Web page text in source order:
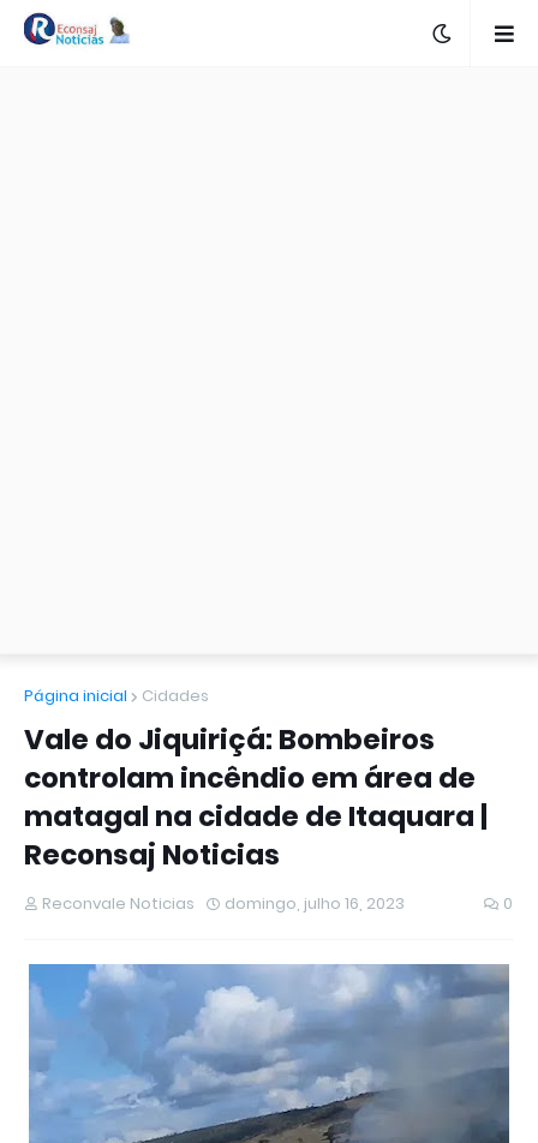
Página inicial Cidades
Vale do Jiquiriçá: Bombeiros
controlam incêndio em área de
matagal na cidade de Itaquara |
Reconsaj Noticias
Reconvale Noticias domingo, julho 16, 2023 0